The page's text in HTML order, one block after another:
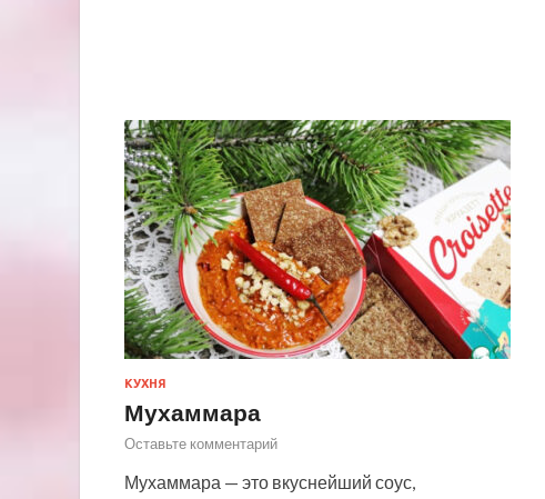
КУХНЯ
Мухаммара
Оставьте комментарий
Мухаммара — это вкуснейший соус,